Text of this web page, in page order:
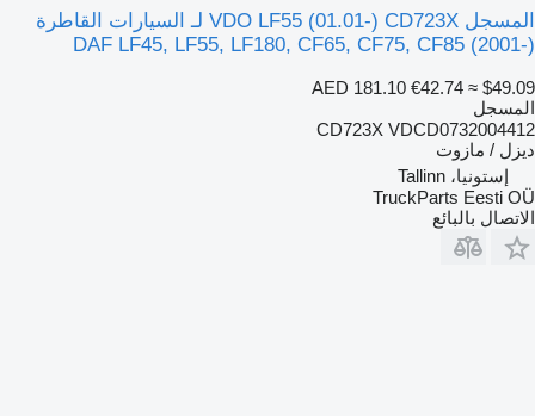
المسجل VDO LF55 (01.01-) CD723X لـ السيارات القاطرة
DAF LF45, LF55, LF180, CF65, CF75, CF85 (2001-)
AED 181.10 €42.74 ≈ $49.09
المسجل
CD723X VDCD0732004412
ديزل / مازوت
إستونيا، Tallinn
TruckParts Eesti OÜ
الاتصال بالبائع